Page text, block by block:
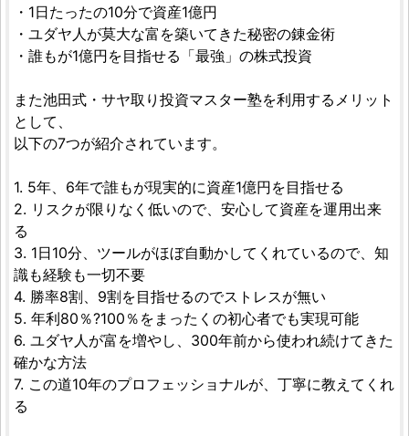
・1日たったの10分で資産1億円
・ユダヤ人が莫大な富を築いてきた秘密の錬金術
・誰もが1億円を目指せる「最強」の株式投資
また池田式・サヤ取り投資マスター塾を利用するメリット
として、
以下の7つが紹介されています。
1. 5年、6年で誰もが現実的に資産1億円を目指せる
2. リスクが限りなく低いので、安心して資産を運用出来
る
3. 1日10分、ツールがほぼ自動かしてくれているので、知
識も経験も一切不要
4. 勝率8割、9割を目指せるのでストレスが無い
5. 年利80％?100％をまったくの初心者でも実現可能
6. ユダヤ人が富を増やし、300年前から使われ続けてきた
確かな方法
7. この道10年のプロフェッショナルが、丁寧に教えてくれ
る